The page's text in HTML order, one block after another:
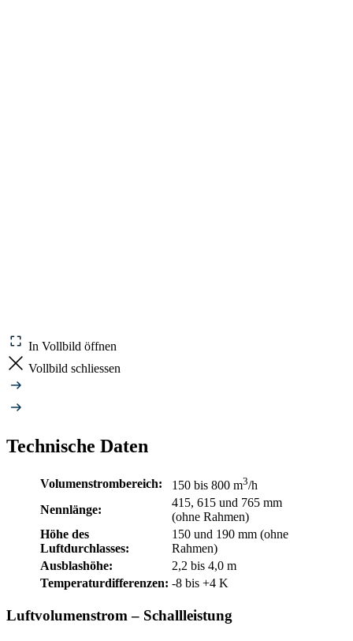
In Vollbild öffnen
Vollbild schliessen
Technische Daten
Volumenstrombereich: 150 bis 800 m3/h
Nennlänge:
415, 615 und 765 mm
(ohne Rahmen)
Höhe des
Luftdurchlasses:
150 und 190 mm (ohne
Rahmen)
Ausblashöhe:
2,2 bis 4,0 m
Temperaturdifferenzen: -8 bis +4 K
Luftvolumenstrom – Schallleistung